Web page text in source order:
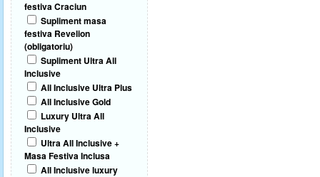
festiva Craciun
Supliment masa
festiva Revelion
(obligatoriu)
Supliment Ultra All
Inclusive
All Inclusive Ultra Plus
All Inclusive Gold
Luxury Ultra All
Inclusive
Ultra All Inclusive +
Masa Festiva Inclusa
All Inclusive luxury